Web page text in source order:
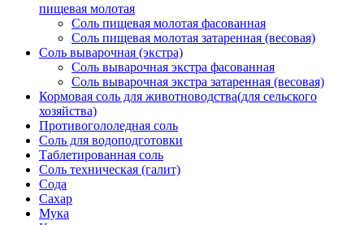
пищевая молотая
Соль пищевая молотая фасованная
Соль пищевая молотая затаренная (весовая)
Соль выварочная (экстра)
Соль выварочная экстра фасованная
Соль выварочная экстра затаренная (весовая)
Кормовая соль для животноводства(для сельского
хозяйства)
Противогололедная соль
Соль для водоподготовки
Таблетированная соль
Соль техническая (галит)
Сода
Сахар
Мука